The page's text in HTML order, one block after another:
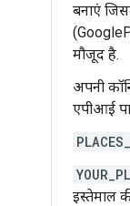
बनाएं
मौजूद है.
अपनी
एपीआई
इस्तेमाल